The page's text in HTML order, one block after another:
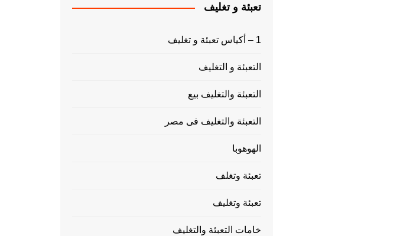
تعبئة و تغليف
1 – أكياس تعبئة و تغليف
التعبئة و التغليف
التعبئة والتغليف بيع
التعبئة والتغليف فى مصر
الهوهوبا
تعبئة وتغلف
تعبئة وتغليف
خامات التعبئة والتغليف